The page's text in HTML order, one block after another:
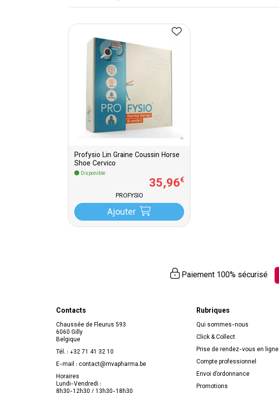
Profysio Lin Graine Coussin Horse
Shoe Cervico
Disponible
35,96€
PROFYSIO
Ajouter
Paiement 100% sécurisé
Contacts
Chaussée de Fleurus 593
6060 Gilly
Belgique
Tél. : +32 71 41 32 10
E-mail : contact@mvapharma.be
Horaires
Lundi-Vendredi :
Rubriques
Qui sommes-nous
Click & Collect
Prise de rendez-vous en ligne
Compte professionnel
Envoi d’ordonnance
Promotions